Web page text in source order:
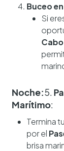
Buceo
Si
Noche:5.
Marítimo:
Termina
por el
brisa